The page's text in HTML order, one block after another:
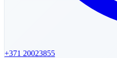
+371 20023855